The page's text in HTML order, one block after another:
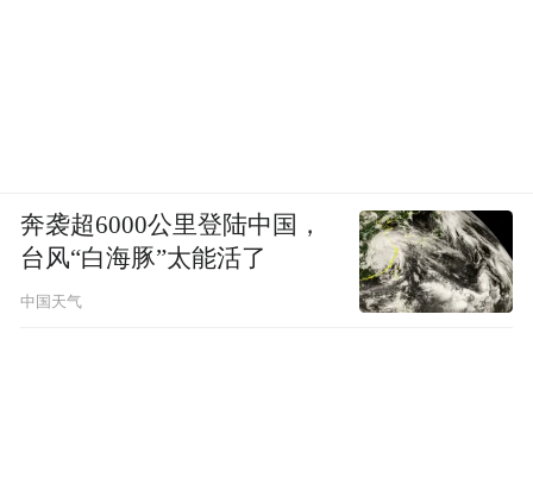
奔袭超6000公里登陆中国，
台风“白海豚”太能活了
中国天气